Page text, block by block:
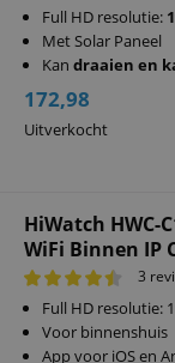
Full HD resolutie:
Met Solar Paneel
Kan draaien en
172,98
Uitverkocht
HiWatch HWC-
WiFi Binnen IP
3
Full HD resolutie:
Voor binnenshuis
App voor iOS en